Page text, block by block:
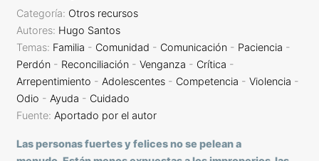
Categoría: Otros recursos
Autores: Hugo Santos
Temas: Familia - Comunidad - Comunicación - Paciencia -
Perdón - Reconciliación - Venganza - Crítica -
Arrepentimiento - Adolescentes - Competencia - Violencia -
Odio - Ayuda - Cuidado
Fuente: Aportado por el autor
Las personas fuertes y felices no se pelean a